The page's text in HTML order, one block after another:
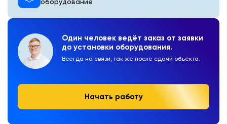
Один человек ведёт заказ от заявки
до установки оборудования.
Всегда на связи, так же после сдачи объекта.
Начать работу